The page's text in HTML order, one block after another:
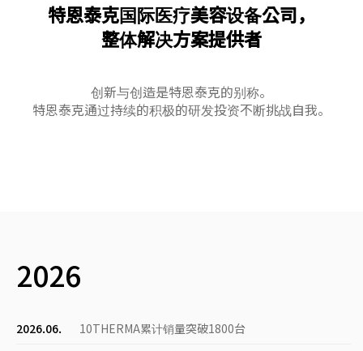
特恩泰克国际医疗美容设备公司，
整体解决方案提供者
创新与创造是特恩泰克的别称。
特恩泰克通过持续的积极的研发投资不断挑战自我。
2026
2026.06.
10THERMA累计销量突破1800台